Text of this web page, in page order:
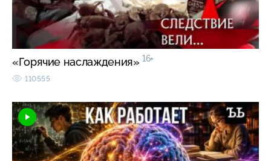
«Горячие наслаждения» 16+
110555